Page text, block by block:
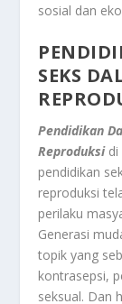
sosial dan
SEKS
Pendidikan
Reproduksidi
pendidikan
reproduksi
perilaku
Generasi
topik yang
kontrasepsi,
seksual. Dan